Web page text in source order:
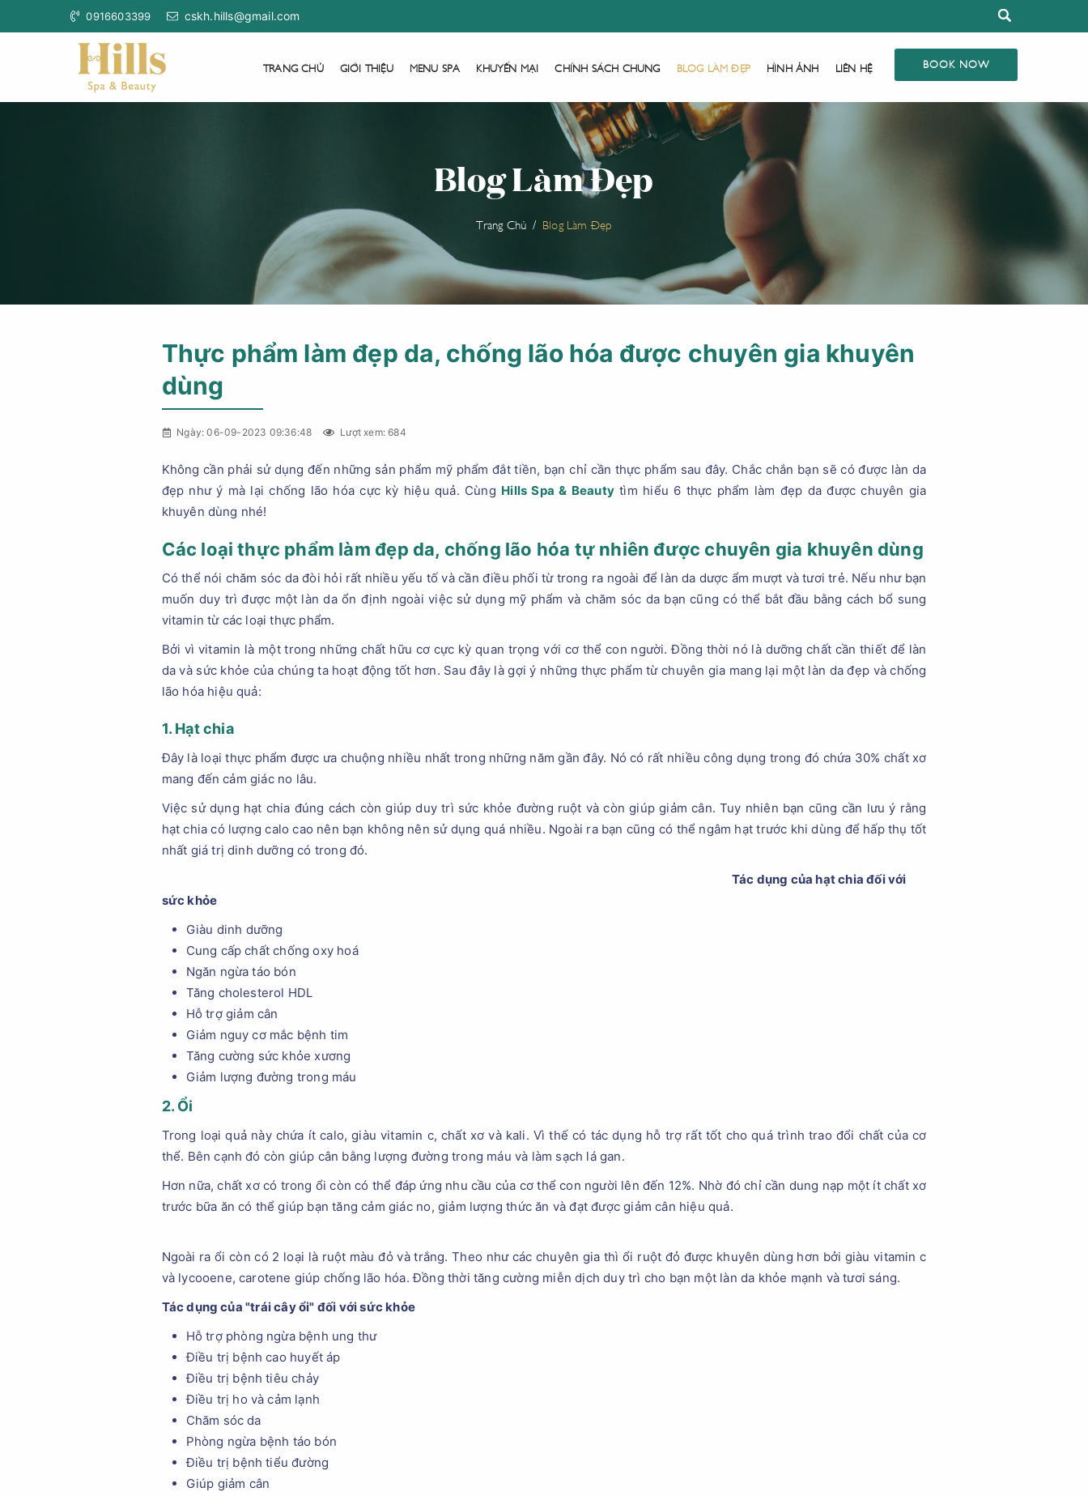
0916603399 cskh.hills@gmail.com
TRANG CHỦ GIỚI THIỆU MENU SPA KHUYẾN MẠI CHÍNH SÁCH CHUNG BLOG LÀM ĐẸP HÌNH ẢNH LIÊN HỆ BOOK NOW
Blog Làm Đẹp
Trang Chủ Blog Làm Đẹp
Thực phẩm làm đẹp da, chống lão hóa được chuyên gia khuyên
dùng
Ngày: 06-09-2023 09:36:48 Lượt xem: 684
Không cần phải sử dụng đến những sản phẩm mỹ phẩm đắt tiền, bạn chỉ cần thực phẩm sau đây. Chắc chắn bạn sẽ có được làn da
đẹp như ý mà lại chống lão hóa cực kỳ hiệu quả. Cùng Hills Spa & Beauty tìm hiểu 6 thực phẩm làm đẹp da được chuyên gia
khuyên dùng nhé!
Các loại thực phẩm làm đẹp da, chống lão hóa tự nhiên được chuyên gia khuyên dùng
Có thể nói chăm sóc da đòi hỏi rất nhiều yếu tố và cần điều phối từ trong ra ngoài để làn da dược ẩm mượt và tươi trẻ. Nếu như bạn
muốn duy trì được một làn da ổn định ngoài việc sử dụng mỹ phẩm và chăm sóc da bạn cũng có thể bắt đầu bằng cách bổ sung
vitamin từ các loại thực phẩm.
Bởi vì vitamin là một trong những chất hữu cơ cực kỳ quan trọng với cơ thể con người. Đồng thời nó là dưỡng chất cần thiết để làn
da và sức khỏe của chúng ta hoạt động tốt hơn. Sau đây là gợi ý những thực phẩm từ chuyên gia mang lại một làn da đẹp và chống
lão hóa hiệu quả:
1. Hạt chia
Đây là loại thực phẩm được ưa chuộng nhiều nhất trong những năm gần đây. Nó có rất nhiều công dụng trong đó chứa 30% chất xơ
mang đến cảm giác no lâu.
Việc sử dụng hạt chia đúng cách còn giúp duy trì sức khỏe đường ruột và còn giúp giảm cân. Tuy nhiên bạn cũng cần lưu ý rằng
hạt chia có lượng calo cao nên bạn không nên sử dụng quá nhiều. Ngoài ra bạn cũng có thể ngâm hạt trước khi dùng để hấp thụ tốt
nhất giá trị dinh dưỡng có trong đó.
Tác dụng của hạt chia đối với
sức khỏe
Giàu dinh dưỡng
Cung cấp chất chống oxy hoá
Ngăn ngừa táo bón
Tăng cholesterol HDL
Hỗ trợ giảm cân
Giảm nguy cơ mắc bệnh tim
Tăng cường sức khỏe xương
Giảm lượng đường trong máu
2. Ổi
Trong loại quả này chứa ít calo, giàu vitamin c, chất xơ và kali. Vì thế có tác dụng hỗ trợ rất tốt cho quá trình trao đổi chất của cơ
thể. Bên cạnh đó còn giúp cân bằng lượng đường trong máu và làm sạch lá gan.
Hơn nữa, chất xơ có trong ổi còn có thể đáp ứng nhu cầu của cơ thể con người lên đến 12%. Nhờ đó chỉ cần dung nạp một ít chất xơ
trước bữa ăn có thể giúp bạn tăng cảm giác no, giảm lượng thức ăn và đạt được giảm cân hiệu quả.
Ngoài ra ổi còn có 2 loại là ruột màu đỏ và trắng. Theo như các chuyên gia thì ổi ruột đỏ được khuyên dùng hơn bởi giàu vitamin c
và lycooene, carotene giúp chống lão hóa. Đồng thời tăng cường miễn dịch duy trì cho bạn một làn da khỏe mạnh và tươi sáng.
Tác dụng của "trái cây ổi" đối với sức khỏe
Hỗ trợ phòng ngừa bệnh ung thư
Điều trị bệnh cao huyết áp
Điều trị bệnh tiêu chảy
Điều trị ho và cảm lạnh
Chăm sóc da
Phòng ngừa bệnh táo bón
Điều trị bệnh tiểu đường
Giúp giảm cân